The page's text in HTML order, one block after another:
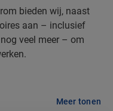
bieden wij, naast
aan – inclusief
veel meer – om
Meer tonen